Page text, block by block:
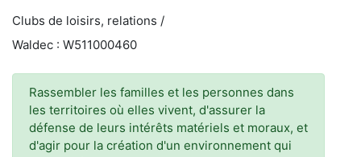
Clubs de loisirs, relations /
Waldec : W511000460
Rassembler les familles et les personnes dans
les territoires où elles vivent, d'assurer la
défense de leurs intérêts matériels et moraux, et
d'agir pour la création d'un environnement qui